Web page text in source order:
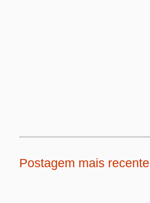
Postagem mais recente